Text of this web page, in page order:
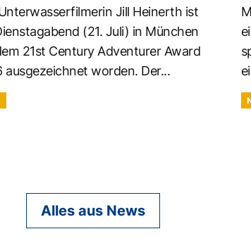
Jill Heinerth ist
(21. Juli) in München
21st Century Adventurer Award
ausgezeichnet worden. Der...
Alles aus News